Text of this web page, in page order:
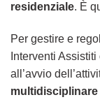
residenziale. È
Per gestire e
Interventi
all’avvio
multidisciplinare